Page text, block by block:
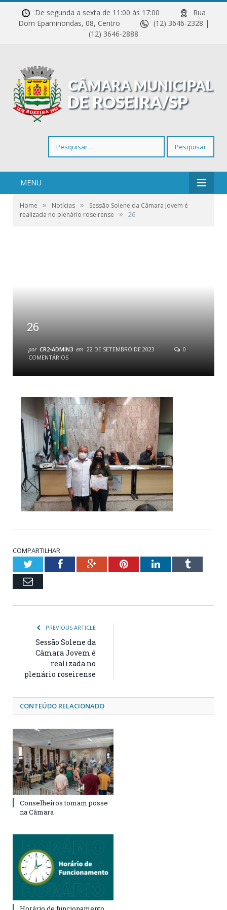
De segunda a sexta de 11:00 às 17:00
Rua
Dom Epaminondas, 08, Centro
(12) 3646-2328 |
(12) 3646-2888
por:
MENU
Home » Notícias »
Sessão Solene da Câmara Jovem é
realizada no plenário roseirense
» 26
26
por CR2-ADMIN3 em 22 DE SETEMBRO DE 2023
0
COMENTÁRIOS
COMPARTILHAR:
TwitterFacebookGoogle+PinterestLinkedInTumblr
Email
PREVIOUS ARTICLE
Sessão Solene da
Câmara Jovem é
realizada no
plenário roseirense
CONTEÚDO RELACIONADO
Conselheiros tomam posse
na Câmara